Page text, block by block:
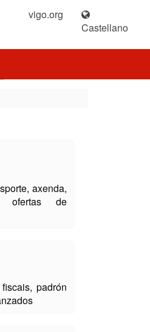
vigo.org
Castellano
axenda,
ofertas de
padrón